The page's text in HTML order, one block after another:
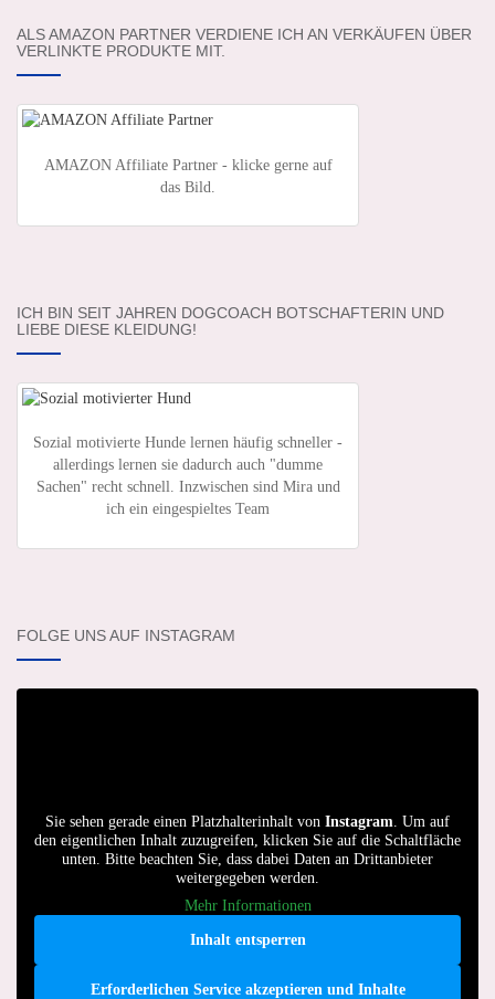
ALS AMAZON PARTNER VERDIENE ICH AN VERKÄUFEN ÜBER
VERLINKTE PRODUKTE MIT.
AMAZON Affiliate Partner - klicke gerne auf
das Bild.
ICH BIN SEIT JAHREN DOGCOACH BOTSCHAFTERIN UND
LIEBE DIESE KLEIDUNG!
Sozial motivierte Hunde lernen häufig schneller -
allerdings lernen sie dadurch auch "dumme
Sachen" recht schnell. Inzwischen sind Mira und
ich ein eingespieltes Team
FOLGE UNS AUF INSTAGRAM
Sie sehen gerade einen Platzhalterinhalt von Instagram . Um auf
den eigentlichen Inhalt zuzugreifen, klicken Sie auf die Schaltfläche
unten. Bitte beachten Sie, dass dabei Daten an Drittanbieter
weitergegeben werden.
Mehr Informationen
Inhalt entsperren
Erforderlichen Service akzeptieren und Inhalte